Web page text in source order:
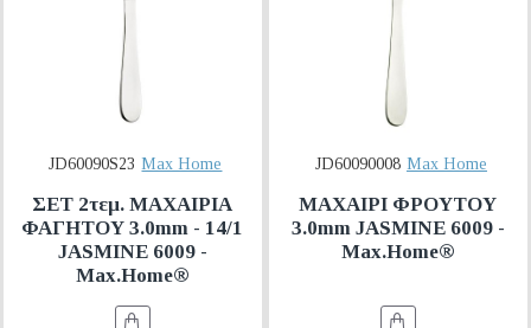
JD60090S23 Max Home
ΣΕΤ 2τεμ. ΜΑΧΑΙΡΙΑ
ΦΑΓΗΤΟΥ 3.0mm - 14/1
JASMINE 6009 -
Max.Home®
JD60090008 Max Home
ΜΑΧΑΙΡΙ ΦΡΟΥΤΟΥ
3.0mm JASMINE 6009 -
Max.Home®